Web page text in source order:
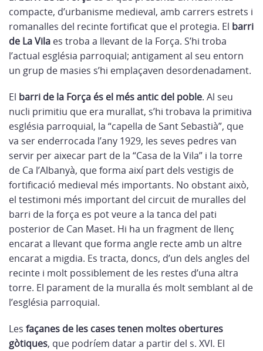
compacte, d’urbanisme medieval, amb carrers estrets i
romanalles del recinte fortificat que el protegia. El barri
de La Vila es troba a llevant de la Força. S’hi troba
l’actual església parroquial; antigament al seu entorn
un grup de masies s’hi emplaçaven desordenadament.
El barri de la Força és el més antic del poble. Al seu
nucli primitiu que era murallat, s’hi trobava la primitiva
església parroquial, la “capella de Sant Sebastià”, que
va ser enderrocada l’any 1929, les seves pedres van
servir per aixecar part de la “Casa de la Vila” i la torre
de Ca l’Albanyà, que forma així part dels vestigis de
fortificació medieval més importants. No obstant això,
el testimoni més important del circuit de muralles del
barri de la força es pot veure a la tanca del pati
posterior de Can Maset. Hi ha un fragment de llenç
encarat a llevant que forma angle recte amb un altre
encarat a migdia. Es tracta, doncs, d’un dels angles del
recinte i molt possiblement de les restes d’una altra
torre. El parament de la muralla és molt semblant al de
l’església parroquial.
Les façanes de les cases tenen moltes obertures
gòtiques, que podríem datar a partir del s. XVI. El